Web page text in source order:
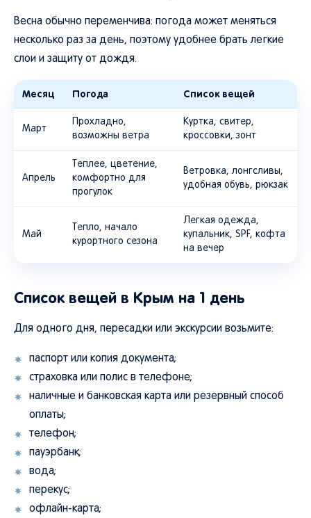
Весна обычно переменчива: погода может меняться
несколько раз за день, поэтому удобнее брать легкие
слои и защиту от дождя.
Месяц Погода Список вещей
Март
Прохладно,
возможны ветра
Куртка, свитер,
кроссовки, зонт
Апрель
Теплее, цветение,
комфортно для
прогулок
Ветровка, лонгсливы,
удобная обувь, рюкзак
Май
Тепло, начало
курортного сезона
Легкая одежда,
купальник, SPF, кофта
на вечер
Список вещей в Крым на 1 день
Для одного дня, пересадки или экскурсии возьмите:
паспорт или копия документа;
страховка или полис в телефоне;
наличные и банковская карта или резервный способ
оплаты;
телефон;
пауэрбанк;
вода;
перекус;
офлайн-карта;